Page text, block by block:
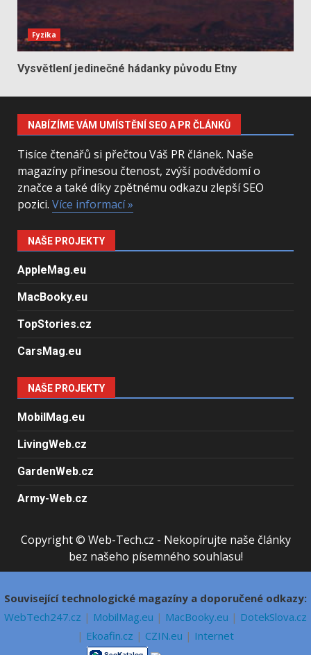
Fyzika
Vysvětlení jedinečné hádanky původu Etny
NABÍZÍME VÁM UMÍSTĚNÍ SEO A PR ČLÁNKŮ
Tisíce čtenářů si přečtou Váš PR článek. Naše
magazíny přinesou čtenost, zvýší podvědomí o
značce a také díky zpětnému odkazu zlepší SEO
pozici. Více informací »
NAŠE PROJEKTY
AppleMag.eu
MacBooky.eu
TopStories.cz
CarsMag.eu
NAŠE PROJEKTY
MobilMag.eu
LivingWeb.cz
GardenWeb.cz
Army-Web.cz
Copyright © Web-Tech.cz - Nekopírujte naše články
bez našeho písemného souhlasu!
Související technologické magazíny a doporučené odkazy:
WebTech247.cz | MobilMag.eu | MacBooky.eu | DotekSlova.cz
| Ekoafin.cz | CZIN.eu | Internet